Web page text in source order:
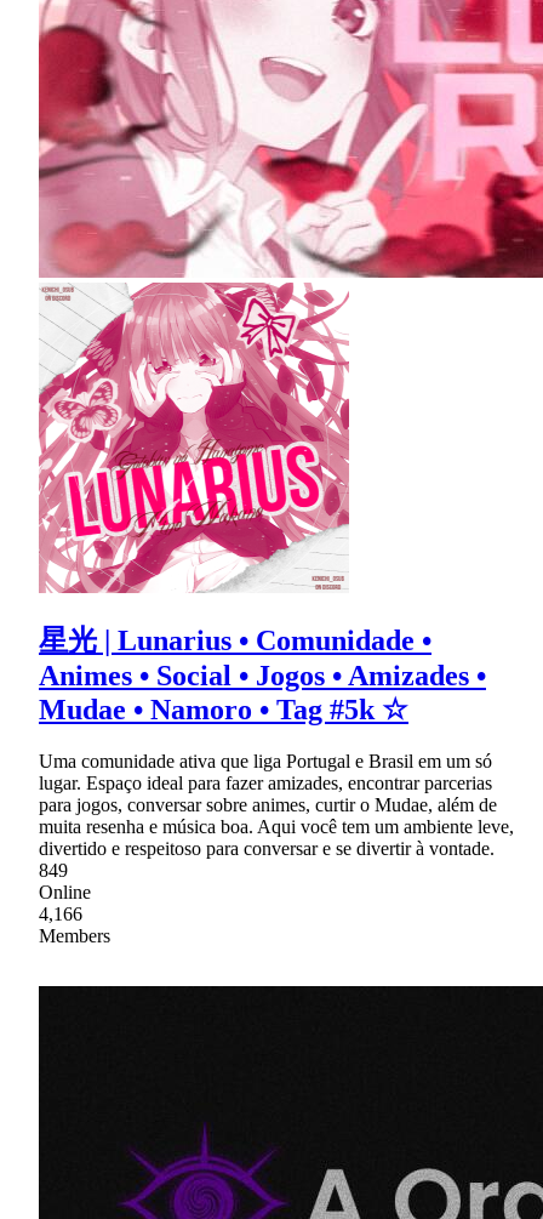
星光 | Lunarius • Comunidade •
Animes • Social • Jogos • Amizades •
Mudae • Namoro • Tag #5k ☆
Uma comunidade ativa que liga Portugal e Brasil em um só
lugar. Espaço ideal para fazer amizades, encontrar parcerias
para jogos, conversar sobre animes, curtir o Mudae, além de
muita resenha e música boa. Aqui você tem um ambiente leve,
divertido e respeitoso para conversar e se divertir à vontade.
849
Online
4,166
Members